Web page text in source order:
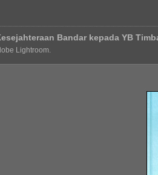
Bandar kepada YB
Lightroom.